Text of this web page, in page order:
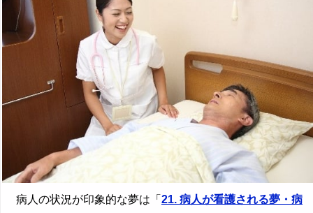
病人の状況が印象的な夢は「 21. 病人が看護される夢・病